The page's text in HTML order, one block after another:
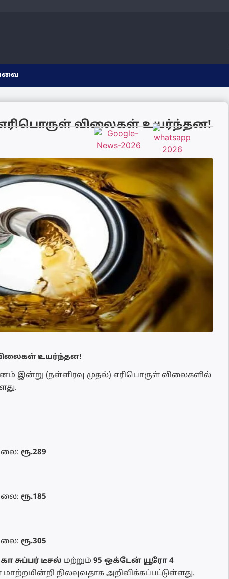
எரிபொருள் விலைகள் உயர்ந்தன!
விலைகள் உயர்ந்தன!
இன்று (நள்ளிரவு முதல்) எரிபொருள் விலைகளில்
ரூ.289
ரூ.185
ரூ.305
சுப்பர் டீசல் மற்றும் 95 ஒக்டேன் யூரோ 4
நிலவுவதாக அறிவிக்கப்பட்டுள்ளது.